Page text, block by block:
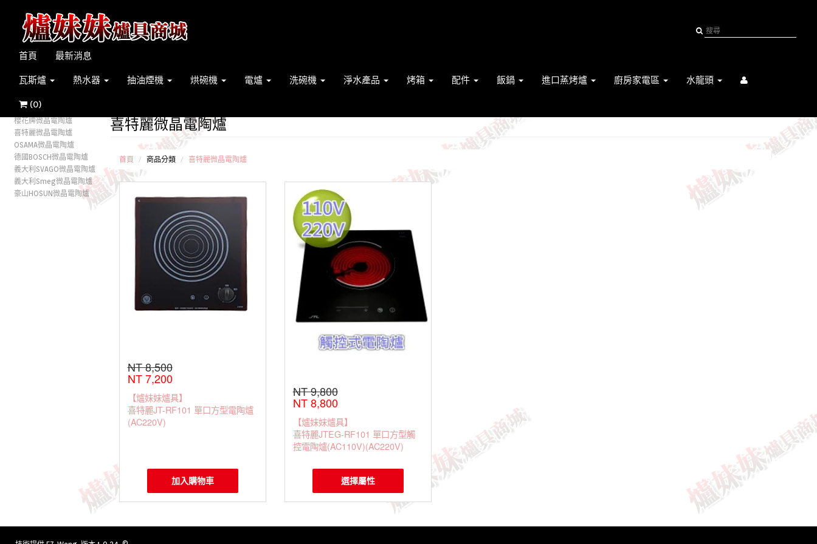
首頁 最新消息
瓦斯爐 熱水器 抽油煙機 烘碗機 電爐 洗碗機 淨水產品 烤箱 配件 飯鍋 進口蒸烤爐 廚房家電區 水龍頭
(0)
櫻花牌微晶電陶爐
喜特麗微晶電陶爐
OSAMA微晶電陶爐
德國BOSCH微晶電陶爐
義大利SVAGO微晶電陶爐
義大利Smeg微晶電陶爐
豪山HOSUN微晶電陶爐
喜特麗微晶電陶爐
首頁 商品分類 喜特麗微晶電陶爐
NT 8,500
NT 7,200
【爐妹妹爐具】
喜特麗JT-RF101 單口方型電陶爐
(AC220V)
加入購物車
NT 9,800
NT 8,800
【爐妹妹爐具】
喜特麗JTEG-RF101 單口方型觸
控電陶爐(AC110V)(AC220V)
選擇屬性